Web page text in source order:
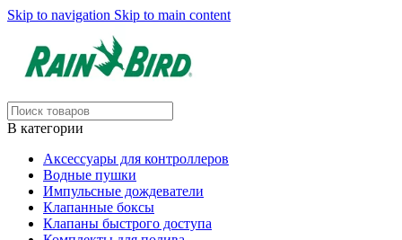
Skip to navigation Skip to main content
В категории
Аксессуары для контроллеров
Водные пушки
Импульсные дождеватели
Клапанные боксы
Клапаны быстрого доступа